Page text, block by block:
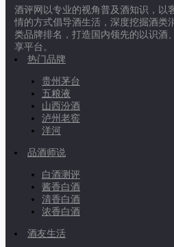
酒评网以专业的视角普及酒知识，以
情的方式倡导酒生活，深度挖掘酒类
类品牌排名，打造国内领先的以识酒
享平台。
热门品牌
贵州茅台
五粮液
山西汾酒
泸州老窖
洋河
品酒师说
白酒测评
酱香白酒
清香白酒
浓香白酒
酒友生活